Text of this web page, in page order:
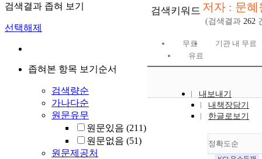
검색결과 좁혀 보기
선택해제
좁혀본 항목 보기순서
검색량순
가나다순
원문유무
원문있음 (211)
원문없음 (51)
원문제공처
검색키워드 저자 : 문혜
(검색결과 262
무료
기관 내 무료
유료
내보내기
내책장담기
한글로보기
정확도순